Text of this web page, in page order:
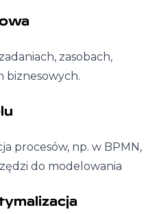
zasobach,
biznesowych.
procesów, np. w BPMN,
do modelowania